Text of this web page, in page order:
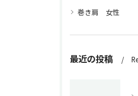
巻き肩 女性
最近の投稿